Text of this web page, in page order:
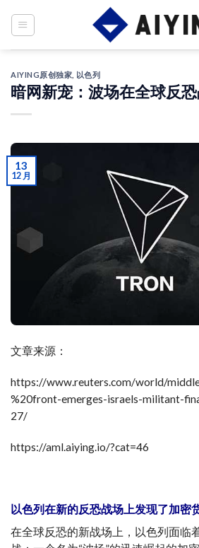
AIYING原创独家 以色列
暗网新宠：波场在全球反
13
12 月
文章来源：
https://www.reuters.com/world/
%20front-emerges-israels-militant-
27/
https://aml.aiying.io/?cat=46
以色列在新的反恐战场上发现了加密
在全球反恐的新战场上，以色列面临